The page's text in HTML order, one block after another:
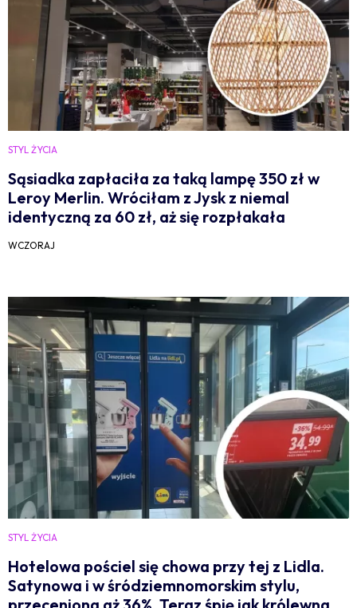
STYL ŻYCIA
Sąsiadka zapłaciła za taką lampę 350 zł w
Leroy Merlin. Wróciłam z Jysk z niemal
identyczną za 60 zł, aż się rozpłakała
WCZORAJ
STYL ŻYCIA
Hotelowa pościel się chowa przy tej z Lidla.
Satynowa i w śródziemnomorskim stylu,